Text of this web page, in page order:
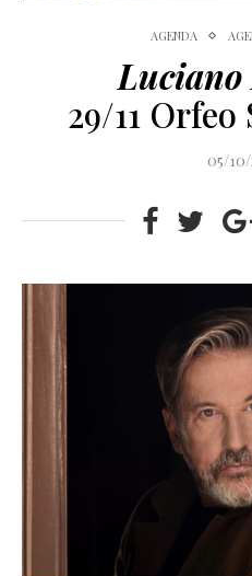
AGENDA
Luciano
29/11
05/